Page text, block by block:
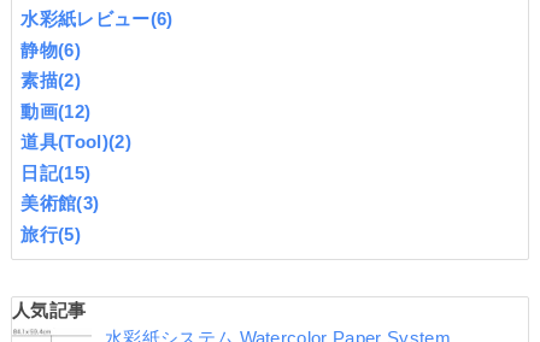
水彩紙レビュー(6)
静物(6)
素描(2)
動画(12)
道具(Tool)(2)
日記(15)
美術館(3)
旅行(5)
人気記事
水彩紙システム Watercolor Paper System